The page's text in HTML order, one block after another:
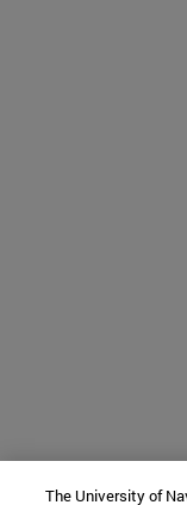
The University of